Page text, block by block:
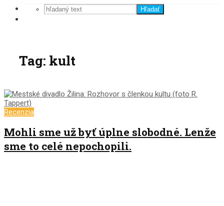
Hľadať
Tag: kult
Recenzia
Mohli sme už byť úplne slobodné. Lenže
sme to celé nepochopili.